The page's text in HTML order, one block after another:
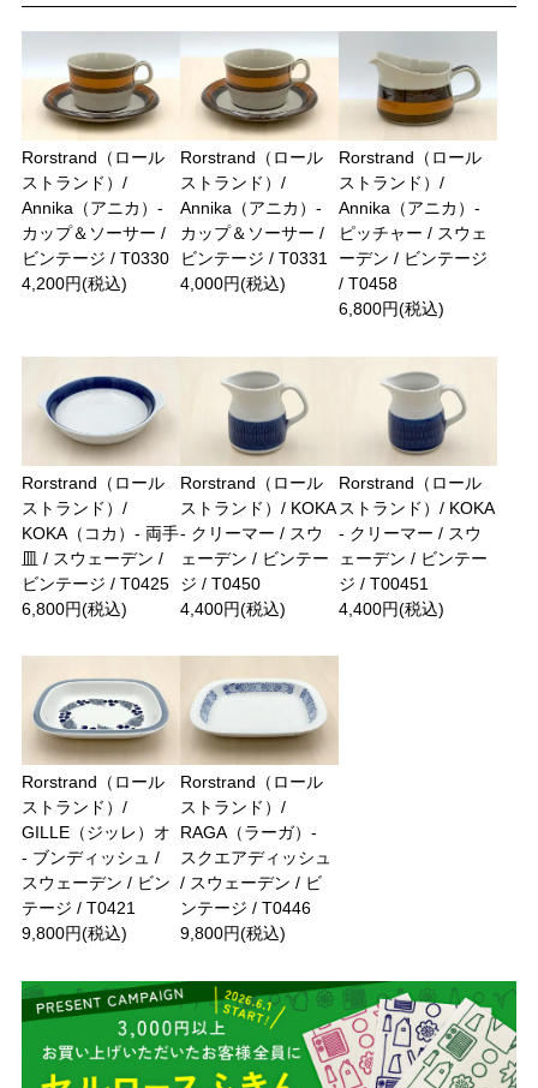
Rorstrand（ロール
ストランド）/
Annika（アニカ）-
カップ＆ソーサー /
ビンテージ / T0330
4,200円(税込)
Rorstrand（ロール
ストランド）/
Annika（アニカ）-
カップ＆ソーサー /
ビンテージ / T0331
4,000円(税込)
Rorstrand（ロール
ストランド）/
Annika（アニカ）-
ピッチャー / スウェ
ーデン / ビンテージ
/ T0458
6,800円(税込)
Rorstrand（ロール
ストランド）/
KOKA（コカ）- 両手
皿 / スウェーデン /
ビンテージ / T0425
6,800円(税込)
Rorstrand（ロール
ストランド）/ KOKA
- クリーマー / スウ
ェーデン / ビンテー
ジ / T0450
4,400円(税込)
Rorstrand（ロール
ストランド）/ KOKA
- クリーマー / スウ
ェーデン / ビンテー
ジ / T00451
4,400円(税込)
Rorstrand（ロール
ストランド）/
GILLE（ジッレ）オ
- ブンディッシュ /
スウェーデン / ビン
テージ / T0421
9,800円(税込)
Rorstrand（ロール
ストランド）/
RAGA（ラーガ）-
スクエアディッシュ
/ スウェーデン / ビ
ンテージ / T0446
9,800円(税込)